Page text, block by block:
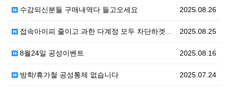
2025.08.26
수감되신분들 구매내역다 들고오세요
2025.08.25
접속아이피 줄이고 과한 다계정 모두 차단하겟습니다
2025.08.16
8월24일 공성이벤트
2025.07.24
방학/휴가철 공성통제 없습니다